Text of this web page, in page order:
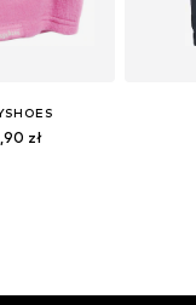
zł